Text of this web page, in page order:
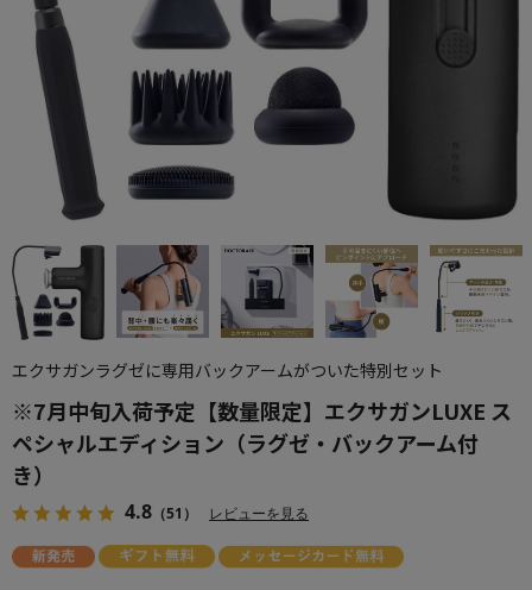
※7月中旬入荷予定【数量限定】エクサガンLUXE ス
ペシャルエディション（ラグゼ・バックアーム付
き）
4.8 （51） レビューを見る
エクサガンラグゼに専用バックアームがついた特別セット